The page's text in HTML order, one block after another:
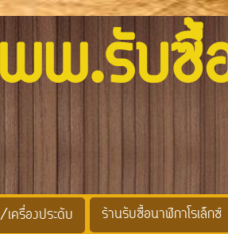
รับซื้อ
ครื่องประดับ ร้านรับซื้อนาฬิกาโรเล็กซ์